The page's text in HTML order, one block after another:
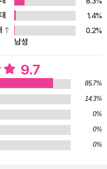
일러스트레이터 선정 작품 제
가 탕무니우의 그림책 탕무
상, 펑즈카이 아동 그림책 우수
이 도서전 일러스트레이터로
을 아이의 시각으로 재미있고
선과 강렬한 색채로 주인공 링
게 표현했습니다. 이 책은 그
대한 인식을 새롭게 바꾸어
1.4%
0.2%
남성
9.7
85.7%
14.3%
0%
0%
0%